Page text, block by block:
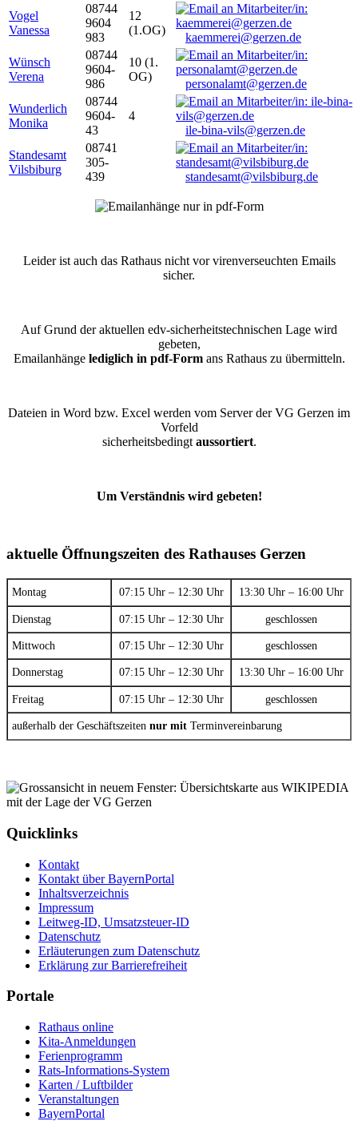
Vogel
Vanessa
08744
9604
983
12
(1.OG)
kaemmerei@gerzen.de
Wünsch
Verena
08744
9604-
986
10 (1.
OG)
personalamt@gerzen.de
Wunderlich
Monika
08744
9604-
43
4
ile-bina-vils@gerzen.de
Standesamt
Vilsbiburg
08741
305-
439
standesamt@vilsbiburg.de
Leider ist auch das Rathaus nicht vor virenverseuchten Emails
sicher.
Auf Grund der aktuellen edv-sicherheitstechnischen Lage wird
gebeten,
Emailanhänge lediglich in pdf-Formans Rathaus zu übermitteln.
Dateien in Word bzw. Excel werden vom Server der VG Gerzen im
Vorfeld
sicherheitsbedingt aussortiert.
Um Verständnis wird gebeten!
aktuelle Öffnungszeiten des Rathauses Gerzen
Montag 07:15 Uhr – 12:30 Uhr 13:30 Uhr – 16:00 Uhr
Dienstag 07:15 Uhr – 12:30 Uhr geschlossen
Mittwoch 07:15 Uhr – 12:30 Uhr geschlossen
Donnerstag 07:15 Uhr – 12:30 Uhr 13:30 Uhr – 16:00 Uhr
Freitag 07:15 Uhr – 12:30 Uhr geschlossen
außerhalb der Geschäftszeiten nur mit Terminvereinbarung
Quicklinks
Kontakt
Kontakt über BayernPortal
Inhaltsverzeichnis
Impressum
Leitweg-ID, Umsatzsteuer-ID
Datenschutz
Erläuterungen zum Datenschutz
Erklärung zur Barrierefreiheit
Portale
Rathaus online
Kita-Anmeldungen
Ferienprogramm
Rats-Informations-System
Karten / Luftbilder
Veranstaltungen
BayernPortal